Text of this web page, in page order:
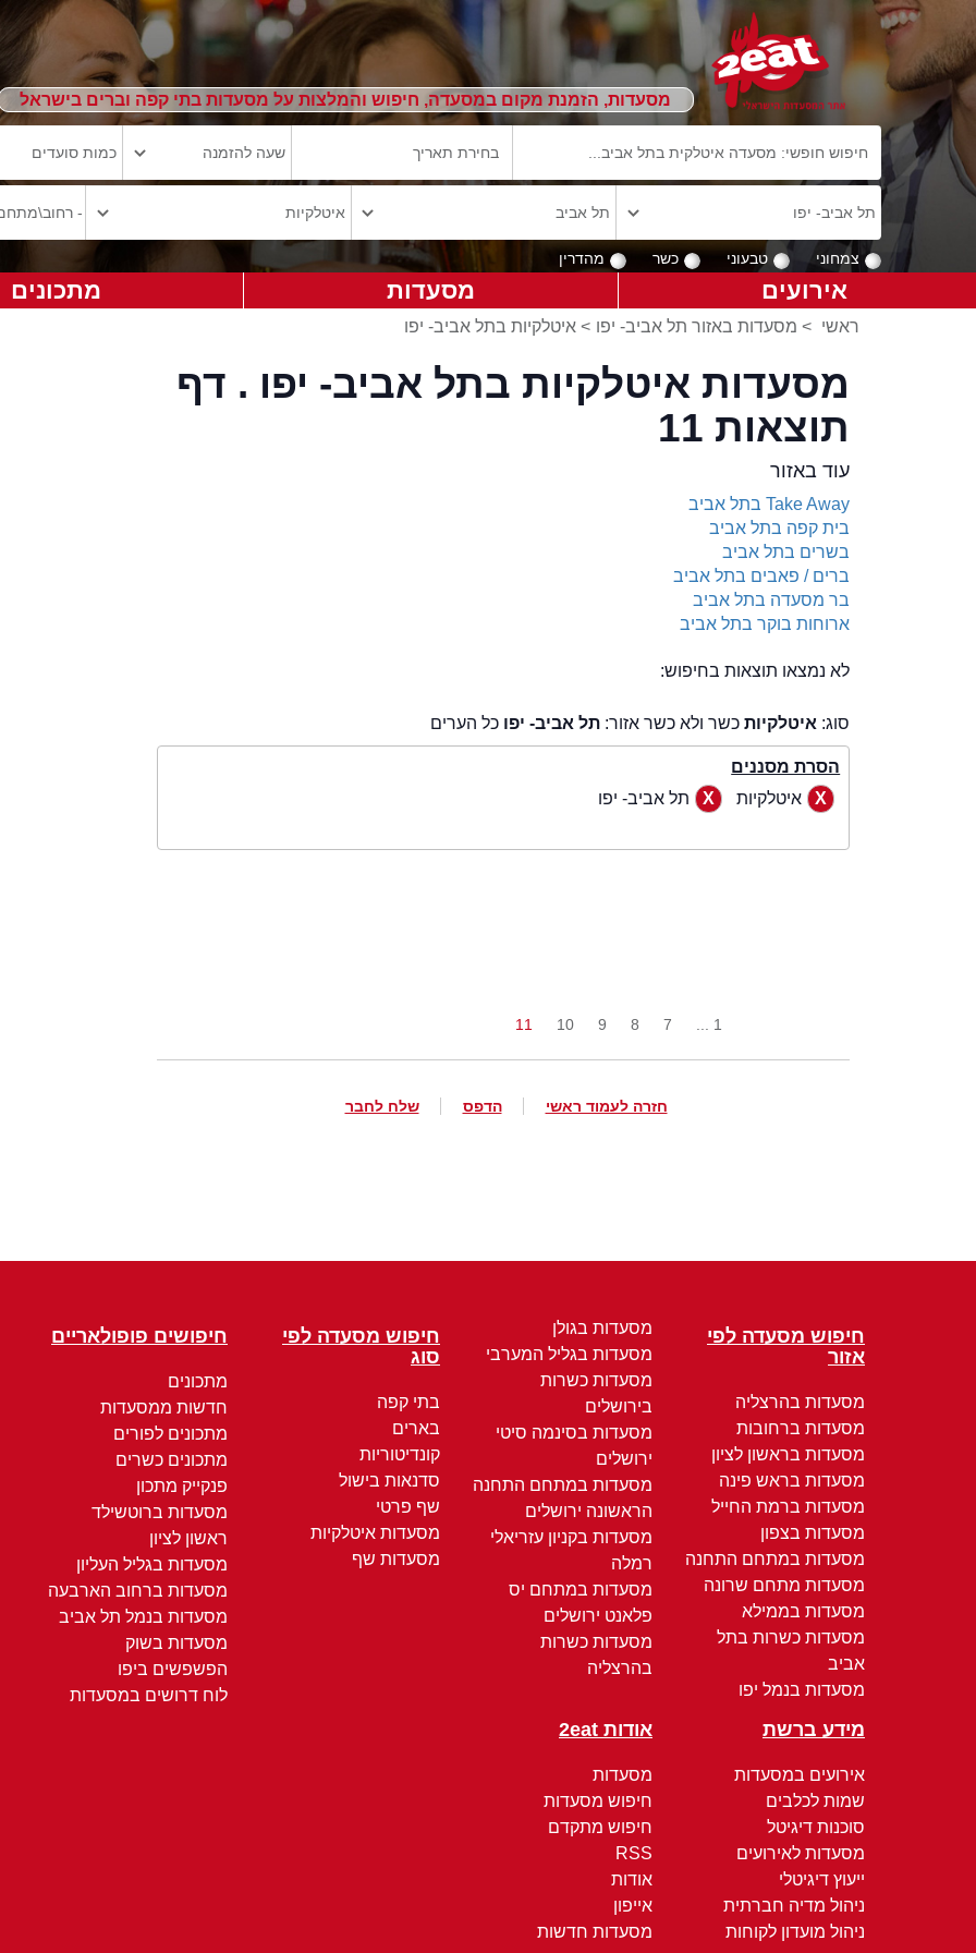
מסעדות, הזמנת מקום במסעדה, חיפוש והמלצות על מסעדות בתי קפה וברים בישראל
צמחוני טבעוני כשר מהדרין
אירועים מסעדות מתכונים
ראשי > מסעדות באזור תל אביב- יפו > איטלקיות בתל אביב- יפו
מסעדות איטלקיות בתל אביב- יפו . דף
תוצאות 11
עוד באזור
Take Away בתל אביב
בית קפה בתל אביב
בשרים בתל אביב
ברים / פאבים בתל אביב
בר מסעדה בתל אביב
ארוחות בוקר בתל אביב
לא נמצאו תוצאות בחיפוש:
סוג: איטלקיותכשר ולא כשר אזור: תל אביב- יפו כל הערים
הסרת מסננים
איטלקיות
תל אביב- יפו
1 ...
7
8
9
10
11
חזרה לעמוד ראשי הדפס שלח לחבר
חיפוש מסעדה לפי
אזור
מסעדות בהרצליה
מסעדות ברחובות
מסעדות בראשון לציון
מסעדות בראש פינה
מסעדות ברמת החייל
מסעדות בצפון
מסעדות במתחם התחנה
מסעדות מתחם שרונה
מסעדות בממילא
מסעדות כשרות בתל
אביב
מסעדות בנמל יפו
מסעדות בגולן
מסעדות בגליל המערבי
מסעדות כשרות
בירושלים
מסעדות בסינמה סיטי
ירושלים
מסעדות במתחם התחנה
הראשונה ירושלים
מסעדות בקניון עזריאלי
רמלה
מסעדות במתחם יס
פלאנט ירושלים
מסעדות כשרות
בהרצליה
חיפוש מסעדה לפי
סוג
בתי קפה
בארים
קונדיטוריות
סדנאות בישול
שף פרטי
מסעדות איטלקיות
מסעדות שף
חיפושים פופולאריים
מתכונים
חדשות ממסעדות
מתכונים לפורים
מתכונים כשרים
פנקייק מתכון
מסעדות ברוטשילד
ראשון לציון
מסעדות בגליל העליון
מסעדות ברחוב הארבעה
מסעדות בנמל תל אביב
מסעדות בשוק
הפשפשים ביפו
לוח דרושים במסעדות
מידע ברשת
אירועים במסעדות
שמות לכלבים
סוכנות דיגיטל
מסעדות לאירועים
ייעוץ דיגיטלי
ניהול מדיה חברתית
ניהול מועדון לקוחות
אודות 2eat
מסעדות
חיפוש מסעדות
חיפוש מתקדם
RSS
אודות
אייפון
מסעדות חדשות